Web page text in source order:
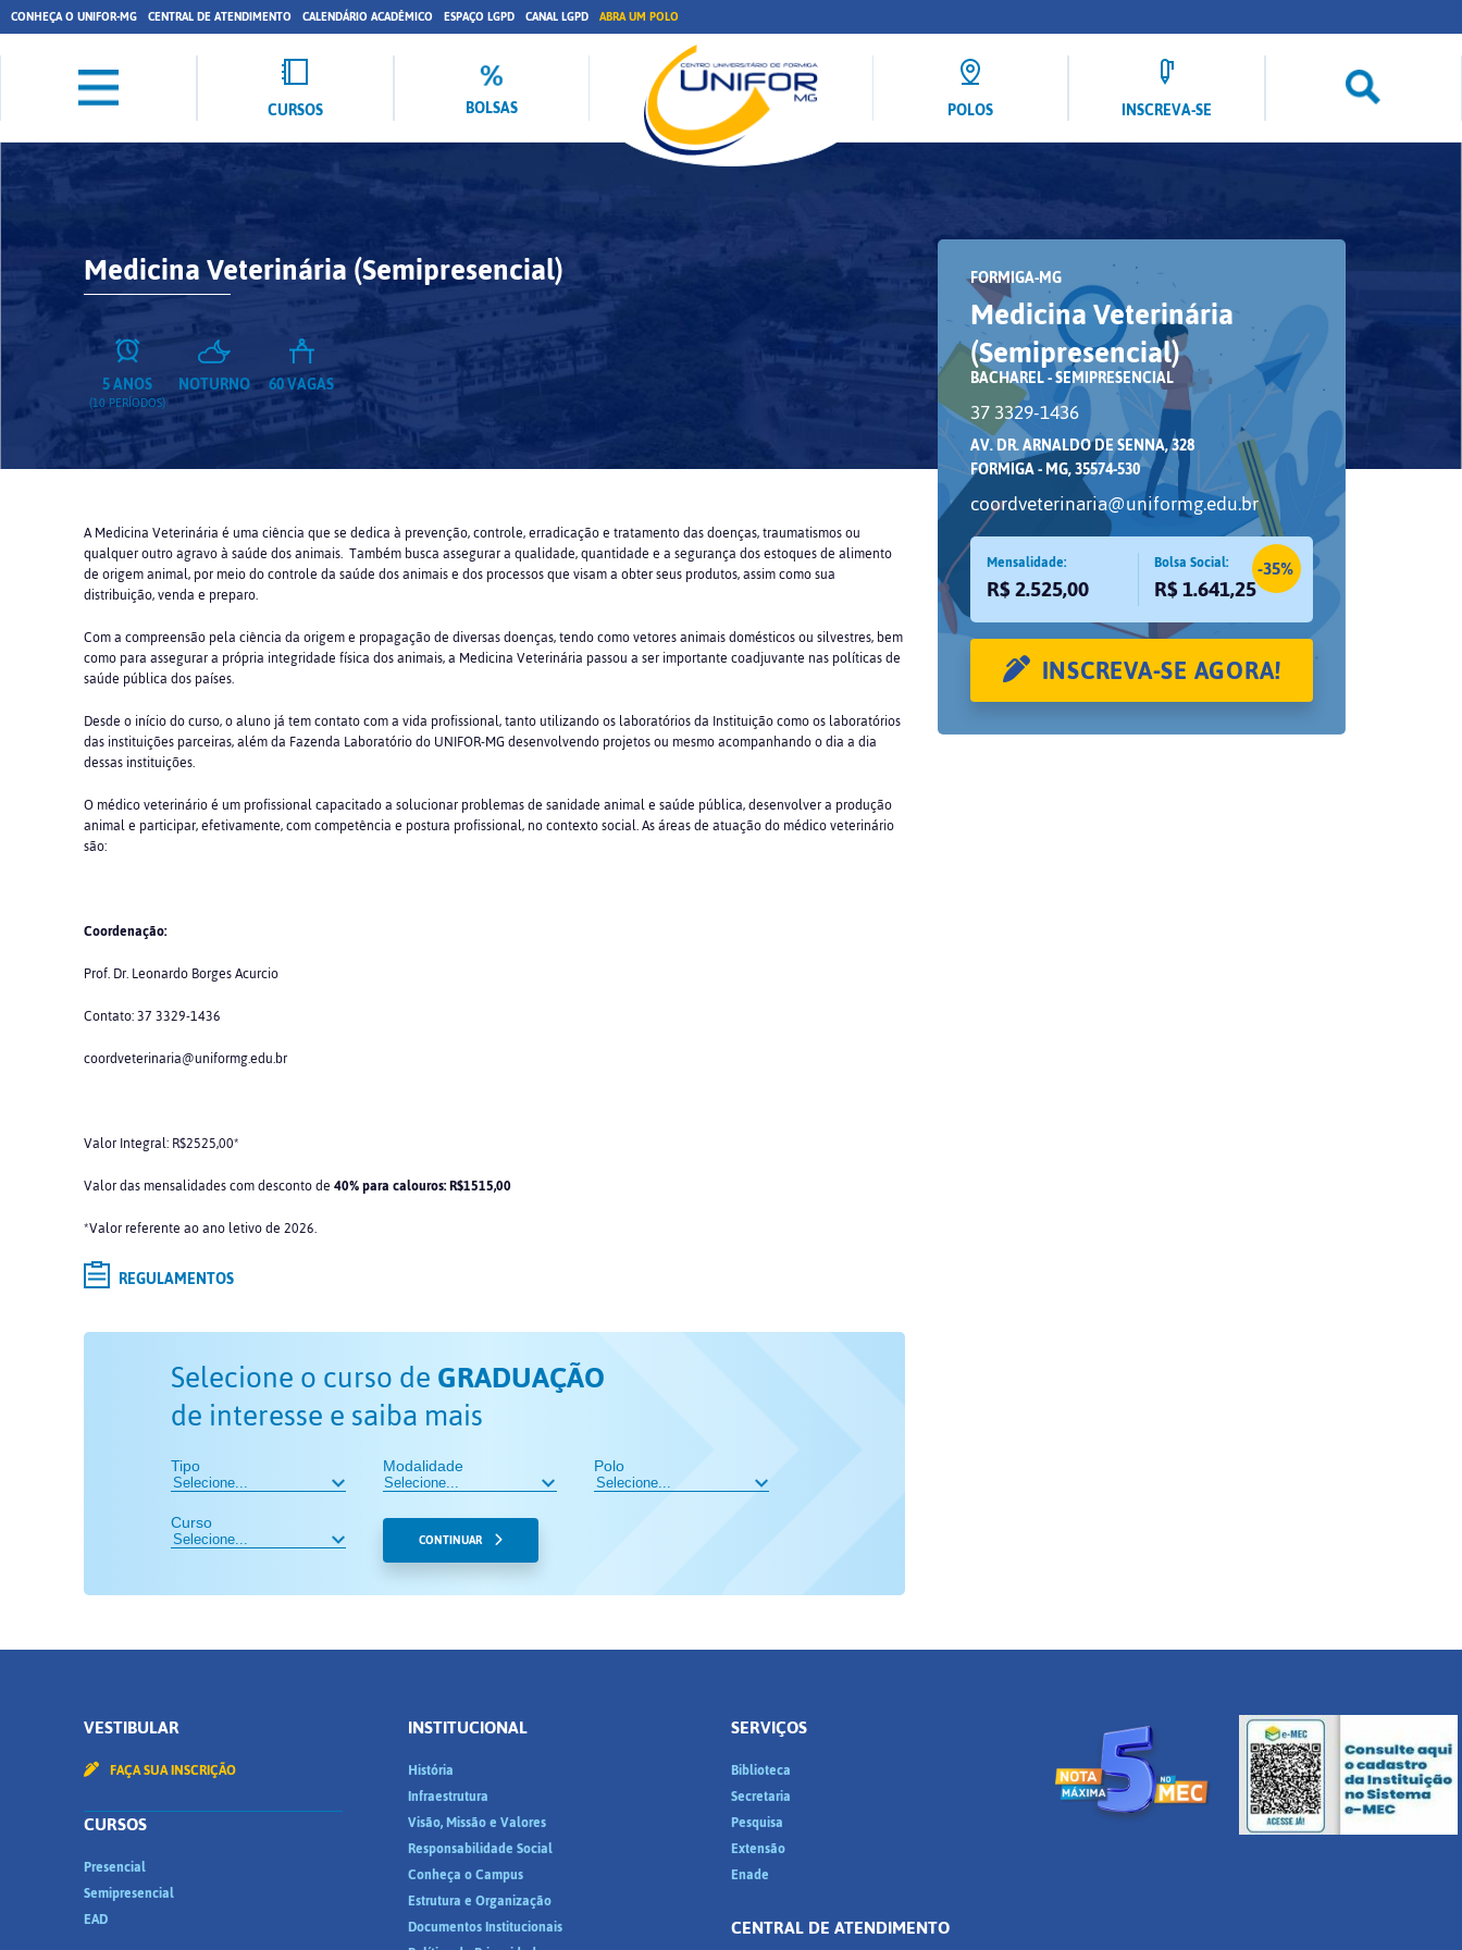
CONHEÇA O UNIFOR-MG CENTRAL DE ATENDIMENTO CALENDÁRIO ACADÊMICO ESPAÇO LGPD CANAL LGPD ABRA UM POLO
CURSOS BOLSAS POLOS INSCREVA-SE
Medicina Veterinária (Semipresencial)
5 ANOS
(10 PERÍODOS)
NOTURNO 60 VAGAS
A Medicina Veterinária é uma ciência que se dedica à prevenção, controle, erradicação e tratamento das doenças, traumatismos ou
qualquer outro agravo à saúde dos animais. Também busca assegurar a qualidade, quantidade e a segurança dos estoques de alimento
de origem animal, por meio do controle da saúde dos animais e dos processos que visam a obter seus produtos, assim como sua
distribuição, venda e preparo.
Com a compreensão pela ciência da origem e propagação de diversas doenças, tendo como vetores animais domésticos ou silvestres, bem
como para assegurar a própria integridade física dos animais, a Medicina Veterinária passou a ser importante coadjuvante nas políticas de
saúde pública dos países.
Desde o início do curso, o aluno já tem contato com a vida profissional, tanto utilizando os laboratórios da Instituição como os laboratórios
das instituições parceiras, além da Fazenda Laboratório do UNIFOR-MG desenvolvendo projetos ou mesmo acompanhando o dia a dia
dessas instituições.
O médico veterinário é um profissional capacitado a solucionar problemas de sanidade animal e saúde pública, desenvolver a produção
animal e participar, efetivamente, com competência e postura profissional, no contexto social. As áreas de atuação do médico veterinário
são:
Coordenação:
Prof. Dr. Leonardo Borges Acurcio
Contato: 37 3329-1436
coordveterinaria@uniformg.edu.br
Valor Integral: R$2525,00*
Valor das mensalidades com desconto de40% para calouros: R$1515,00
*Valor referente ao ano letivo de 2026.
REGULAMENTOS
Selecione o curso deGRADUAÇÃO
de interesse e saiba mais
Tipo Modalidade Polo
Curso
CONTINUAR
FORMIGA-MG
Medicina Veterinária
(Semipresencial)
BACHAREL - SEMIPRESENCIAL
37 3329-1436
AV. DR. ARNALDO DE SENNA, 328
FORMIGA - MG, 35574-530
coordveterinaria@uniformg.edu.br
Mensalidade:
R$ 2.525,00
Bolsa Social:
R$ 1.641,25
-35%
INSCREVA-SE AGORA!
VESTIBULAR
FAÇA SUA INSCRIÇÃO
CURSOS
Presencial
Semipresencial
EAD
INSTITUCIONAL
História
Infraestrutura
Visão, Missão e Valores
Responsabilidade Social
Conheça o Campus
Estrutura e Organização
Documentos Institucionais
SERVIÇOS
Biblioteca
Secretaria
Pesquisa
Extensão
Enade
CENTRAL DE ATENDIMENTO